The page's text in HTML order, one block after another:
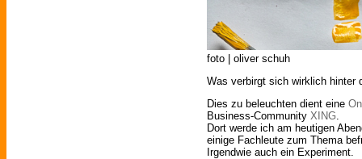
foto | oliver schuh
Was verbirgt sich wirklich hinter
Dies zu beleuchten dient eine
Business-Community XING
Dort werde ich am heutigen
einige Fachleute zum Thema
Irgendwie auch ein Experiment.